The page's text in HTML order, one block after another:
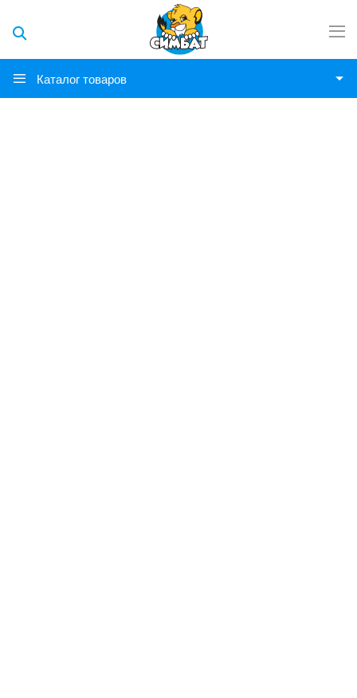
Каталог товаров